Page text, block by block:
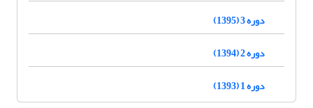
دوره 3 (1395)
دوره 2 (1394)
دوره 1 (1393)